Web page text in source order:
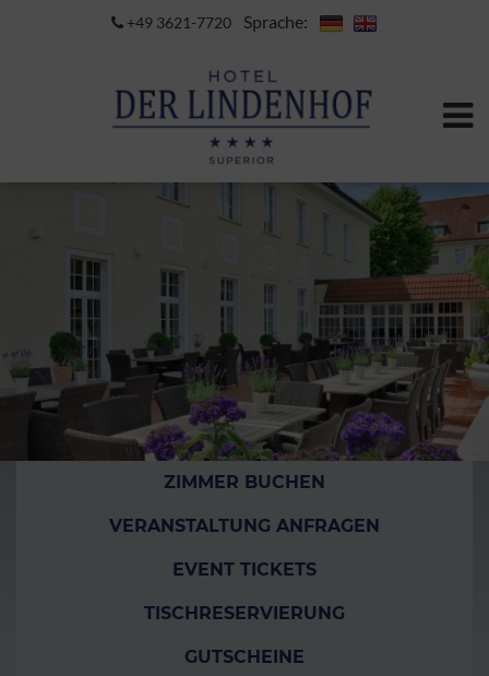
+49 3621-7720 Sprache:
ZIMMER BUCHEN
VERANSTALTUNG ANFRAGEN
EVENT TICKETS
TISCHRESERVIERUNG
GUTSCHEINE